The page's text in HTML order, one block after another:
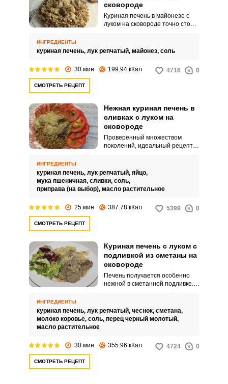
сковороде
Куриная печень в майонезе с
луком на сковороде точно стоит
выходит с добавлением лука и
рецепт для вашего обеденного
меню.
ИНГРЕДИЕНТЫ
куриная печень, лук репчатый, майонез, соль
30 мин 199.94 кКал 4716 0
СМОТРЕТЬ РЕЦЕПТ
Нежная куриная печень в
сливках с луком на
сковороде
Проверенный множеством
поколений, идеальный рецепт -
Сливки – идеальный продукт
для приготовления куриной
печени.
ИНГРЕДИЕНТЫ
куриная печень, лук репчатый, яйцо,
мука пшеничная, сливки, соль,
приправа (на выбор), масло растительное
25 мин 387.78 кКал 5399 0
СМОТРЕТЬ РЕЦЕПТ
Куриная печень с луком с
подливкой из сметаны на
сковороде
Печень получается особенно
нежной в сметанной подливке.
сковороде.
ИНГРЕДИЕНТЫ
куриная печень, лук репчатый, чеснок, сметана,
молоко коровье, соль, перец черный молотый,
масло растительное
30 мин 355.96 кКал 4724 0
СМОТРЕТЬ РЕЦЕПТ